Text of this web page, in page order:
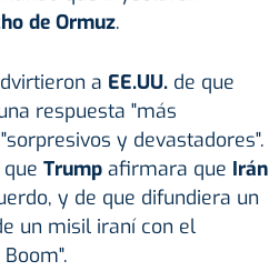
de Ormuz.
a EE.UU.de que
respuesta "más
y devastadores".
Trumpafirmara que Irán
y de que difundiera un
un misil iraní con el